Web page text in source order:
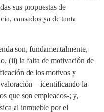
sus propuestas de
cansados ya de tanta
son, fundamentalmente,
(ii) la falta de motivación de
de los motivos y
– identificando la
que son empleados-; y,
al inmueble por el